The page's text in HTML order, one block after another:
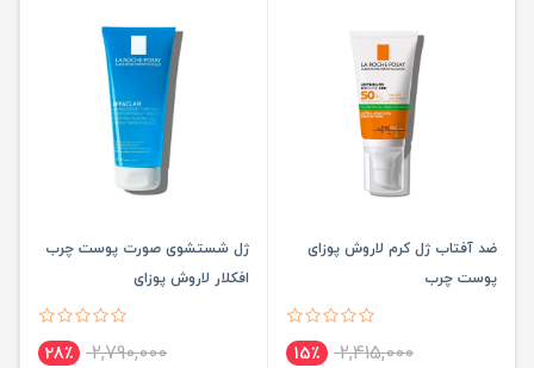
ضد آفتاب ژل کرم لاروش پوزای
پوست چرب
2,415,000 15٪
ژل شستشوی صورت پوست چرب
افکلار لاروش پوزای
2,790,000 28٪